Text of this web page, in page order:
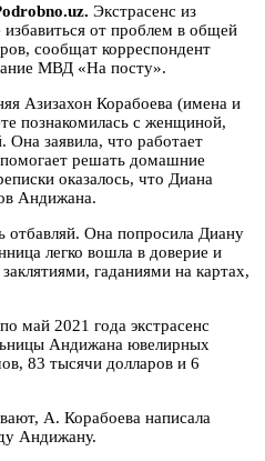
Экстрасенс из
от проблем в общей
сообщат корреспондент
МВД «На посту».
Азизахон Корабоева (имена и
познакомилась с женщиной,
Она заявила, что работает
решать домашние
оказалось, что Диана
Андижана.
отбавляй. Она попросила Диану
легко вошла в доверие и
гаданиями на картах,
май 2021 года экстрасенс
Андижана ювелирных
83 тысячи долларов и 6
А. Корабоева написала
Андижану.